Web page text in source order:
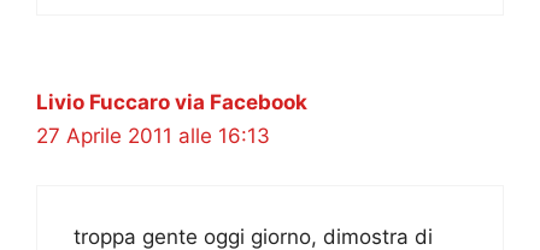
Livio Fuccaro via Facebook
27 Aprile 2011 alle 16:13
troppa gente oggi giorno, dimostra di